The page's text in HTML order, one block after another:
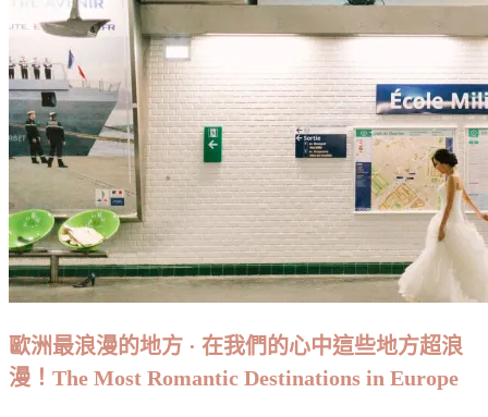
最
著
的
聖
誕
集
在
哪
裡？
必
美
食、
歐洲最浪漫的地方 · 在我們的心中這些地方超浪
漫！The Most Romantic Destinations in Europe